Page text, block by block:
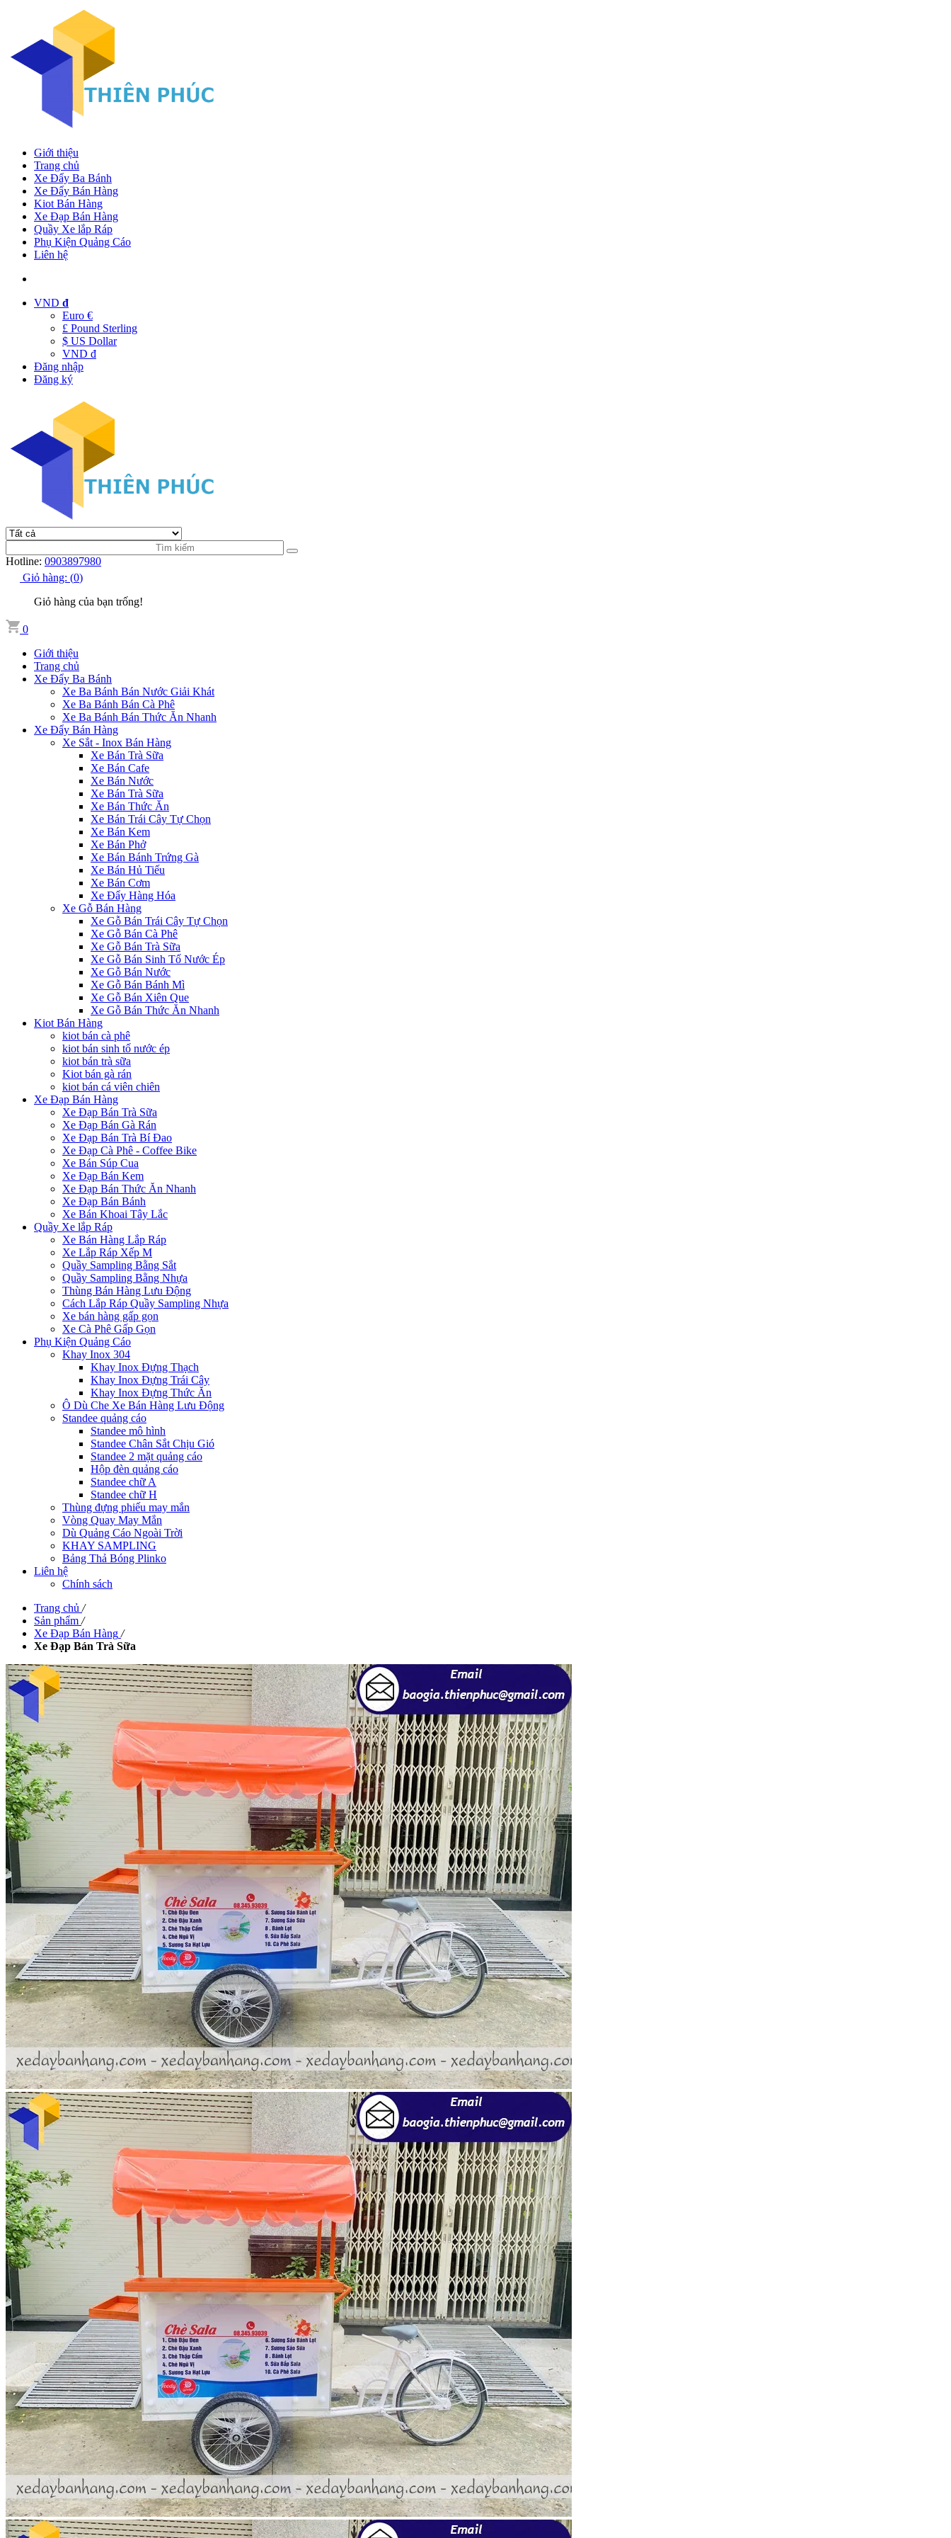
Giới thiệu
Trang chủ
Xe Đẩy Ba Bánh
Xe Đẩy Bán Hàng
Kiot Bán Hàng
Xe Đạp Bán Hàng
Quầy Xe lắp Ráp
Phụ Kiện Quảng Cáo
Liên hệ
VND đ
Euro €
£ Pound Sterling
$ US Dollar
VND đ
Đăng nhập
Đăng ký
Hotline: 0903897980
Giỏ hàng: (0)
Giỏ hàng của bạn trống!
0
Giới thiệu
Trang chủ
Xe Đẩy Ba Bánh
Xe Ba Bánh Bán Nước Giải Khát
Xe Ba Bánh Bán Cà Phê
Xe Ba Bánh Bán Thức Ăn Nhanh
Xe Đẩy Bán Hàng
Xe Sắt - Inox Bán Hàng
Xe Bán Trà Sữa
Xe Bán Cafe
Xe Bán Nước
Xe Bán Trà Sữa
Xe Bán Thức Ăn
Xe Bán Trái Cây Tự Chọn
Xe Bán Kem
Xe Bán Phở
Xe Bán Bánh Trứng Gà
Xe Bán Hủ Tiếu
Xe Bán Cơm
Xe Đẩy Hàng Hóa
Xe Gỗ Bán Hàng
Xe Gỗ Bán Trái Cây Tự Chọn
Xe Gỗ Bán Cà Phê
Xe Gỗ Bán Trà Sữa
Xe Gỗ Bán Sinh Tố Nước Ép
Xe Gỗ Bán Nước
Xe Gỗ Bán Bánh Mì
Xe Gỗ Bán Xiên Que
Xe Gỗ Bán Thức Ăn Nhanh
Kiot Bán Hàng
kiot bán cà phê
kiot bán sinh tố nước ép
kiot bán trà sữa
Kiot bán gà rán
kiot bán cá viên chiên
Xe Đạp Bán Hàng
Xe Đạp Bán Trà Sữa
Xe Đạp Bán Gà Rán
Xe Đạp Bán Trà Bí Đao
Xe Đạp Cà Phê - Coffee Bike
Xe Bán Súp Cua
Xe Đạp Bán Kem
Xe Đạp Bán Thức Ăn Nhanh
Xe Đạp Bán Bánh
Xe Bán Khoai Tây Lắc
Quầy Xe lắp Ráp
Xe Bán Hàng Lắp Ráp
Xe Lắp Ráp Xếp M
Quầy Sampling Bằng Sắt
Quầy Sampling Bằng Nhựa
Thùng Bán Hàng Lưu Động
Cách Lắp Ráp Quầy Sampling Nhựa
Xe bán hàng gấp gọn
Xe Cà Phê Gấp Gọn
Phụ Kiện Quảng Cáo
Khay Inox 304
Khay Inox Đựng Thạch
Khay Inox Đựng Trái Cây
Khay Inox Đựng Thức Ăn
Ô Dù Che Xe Bán Hàng Lưu Động
Standee quảng cáo
Standee mô hình
Standee Chân Sắt Chịu Gió
Standee 2 mặt quảng cáo
Hộp đèn quảng cáo
Standee chữ A
Standee chữ H
Thùng đựng phiếu may mắn
Vòng Quay May Mắn
Dù Quảng Cáo Ngoài Trời
KHAY SAMPLING
Bảng Thả Bóng Plinko
Liên hệ
Chính sách
Trang chủ /
Sản phẩm /
Xe Đạp Bán Hàng /
Xe Đạp Bán Trà Sữa